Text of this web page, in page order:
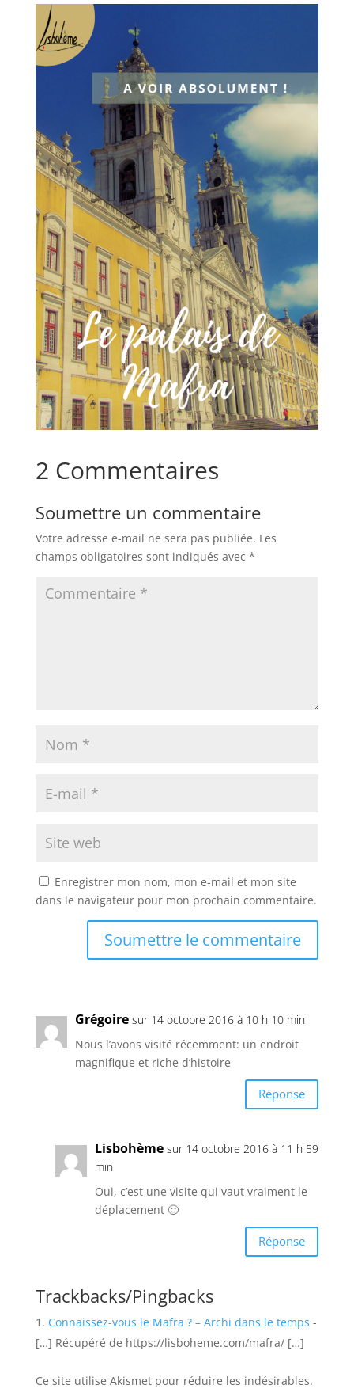
2 Commentaires
Soumettre un commentaire
Votre adresse e-mail ne sera pas publiée. Les
champs obligatoires sont indiqués avec *
Enregistrer mon nom, mon e-mail et mon site
dans le navigateur pour mon prochain commentaire.
Soumettre le commentaire
Grégoire sur 14 octobre 2016 à 10 h 10 min
Nous l’avons visité récemment: un endroit
magnifique et riche d’histoire
Réponse
Lisbohème sur 14 octobre 2016 à 11 h 59
min
Oui, c’est une visite qui vaut vraiment le
déplacement 🙂
Réponse
Trackbacks/Pingbacks
Connaissez-vous le Mafra ? – Archi dans le temps -
[…] Récupéré de https://lisboheme.com/mafra/ […]
Ce site utilise Akismet pour réduire les indésirables.